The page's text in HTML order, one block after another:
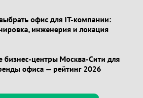
офис для IT-компании:
инженерия и локация
бизнес-центры Москва-Сити для
офиса — рейтинг 2026